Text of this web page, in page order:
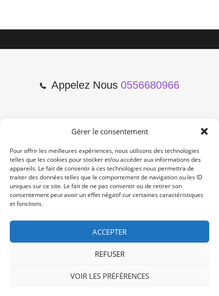
Gérer le consentement
Pour offrir les meilleures expériences, nous utilisons des technologies
telles que les cookies pour stocker et/ou accéder aux informations des
appareils. Le fait de consentir à ces technologies nous permettra de
traiter des données telles que le comportement de navigation ou les ID
uniques sur ce site. Le fait de ne pas consentir ou de retirer son
consentement peut avoir un effet négatif sur certaines caractéristiques
et fonctions.
ACCEPTER
REFUSER
VOIR LES PRÉFÉRENCES
Appelez Nous 0556680966
2 Cours de l'Yser 33800
Bordeaux
Lun-Samedi: 10:00 -19:00
Non Stop
/ /